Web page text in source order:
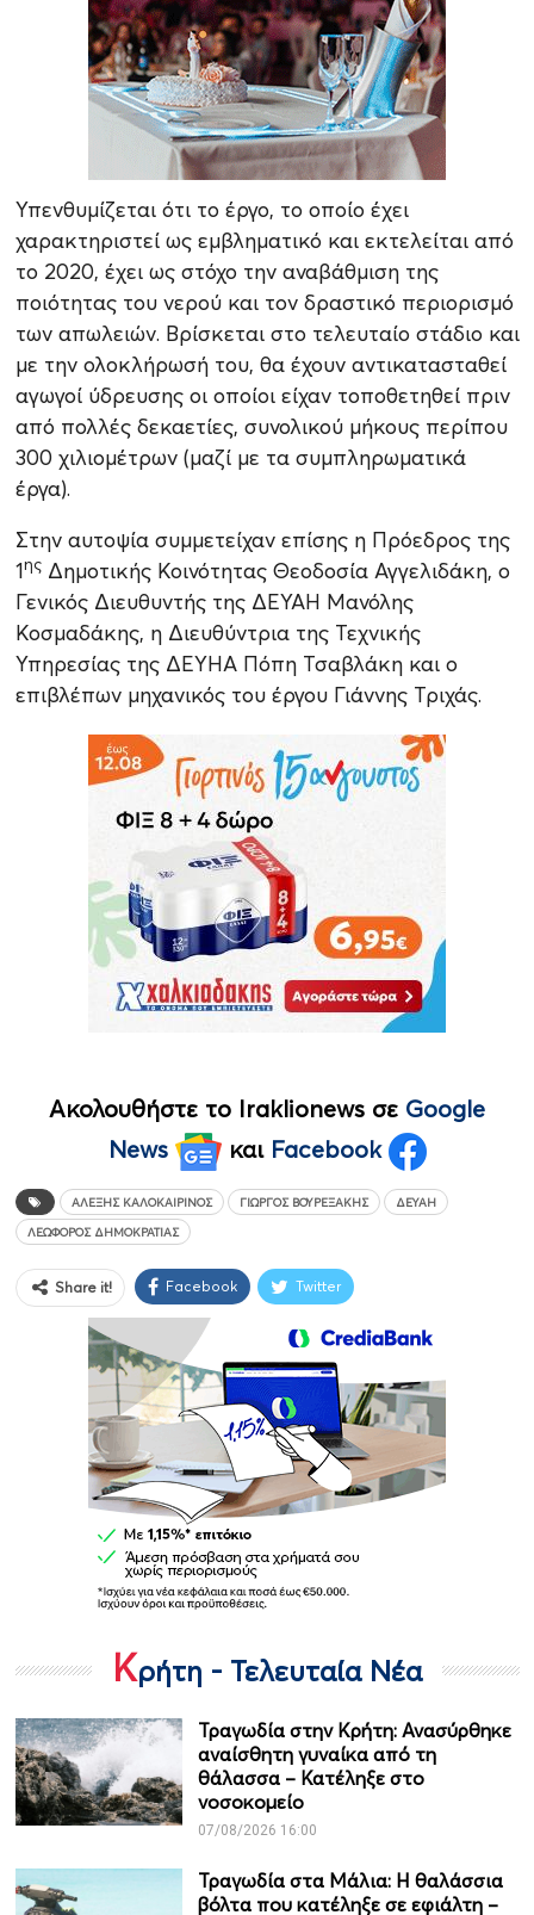
Υπενθυμίζεται ότι το έργο, το οποίο έχει
χαρακτηριστεί ως εμβληματικό και εκτελείται από
το 2020, έχει ως στόχο την αναβάθμιση της
ποιότητας του νερού και τον δραστικό περιορισμό
των απωλειών. Βρίσκεται στο τελευταίο στάδιο και
με την ολοκλήρωσή του, θα έχουν αντικατασταθεί
αγωγοί ύδρευσης οι οποίοι είχαν τοποθετηθεί πριν
από πολλές δεκαετίες, συνολικού μήκους περίπου
300 χιλιομέτρων (μαζί με τα συμπληρωματικά
έργα).
Στην αυτοψία συμμετείχαν επίσης η Πρόεδρος της
1ηςΔημοτικής Κοινότητας Θεοδοσία Αγγελιδάκη, ο
Γενικός Διευθυντής της ΔΕΥΑΗ Μανόλης
Κοσμαδάκης, η Διευθύντρια της Τεχνικής
Υπηρεσίας της ΔΕΥΗΑ Πόπη Τσαβλάκη και ο
επιβλέπων μηχανικός του έργου Γιάννης Τριχάς.
Ακολουθήστε το Iraklionews σε Google
News
και Facebook
ΑΛΈΞΗΣ ΚΑΛΟΚΑΙΡΙΝΌΣ ΓΙΏΡΓΟΣ ΒΟΥΡΕΞΆΚΗΣ ΔΕΥΑΗ
ΛΕΩΦΌΡΟΣ ΔΗΜΟΚΡΑΤΊΑΣ
Share it! Facebook Twitter
Κρήτη - Τελευταία Νέα
Τραγωδία στην Κρήτη: Ανασύρθηκε
αναίσθητη γυναίκα από τη
θάλασσα – Κατέληξε στο
νοσοκομείο
07/08/2026 16:00
Τραγωδία στα Μάλια: Η θαλάσσια
βόλτα που κατέληξε σε εφιάλτη –